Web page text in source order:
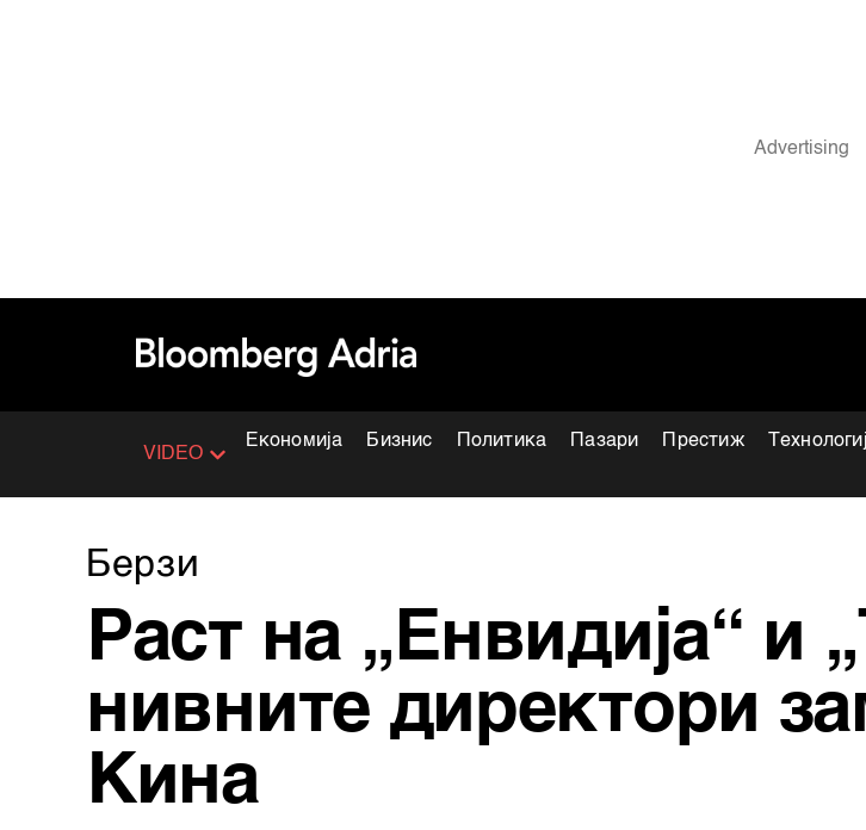
VIDEO
Економија Бизнис Политика Пазари Престиж
Берзи
Раст на „Енвидија“ и
нивните директори
Кина